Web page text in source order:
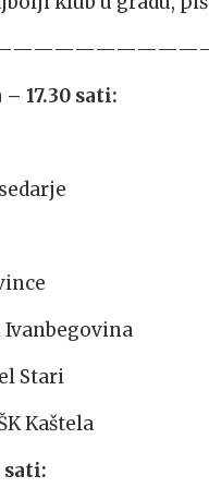
17.30 sati:
Stari
Kaštela
sati: